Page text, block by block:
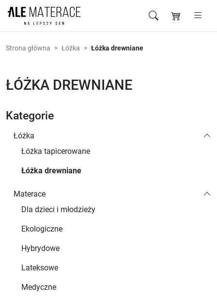
Przejdź do zawartości
Strona główna Łóżka Łóżka drewniane
ŁÓŻKA DREWNIANE
Kategorie
Łóżka
Łóżka tapicerowane
Łóżka drewniane
Materace
Dla dzieci i młodzieży
Ekologiczne
Hybrydowe
Lateksowe
Medyczne